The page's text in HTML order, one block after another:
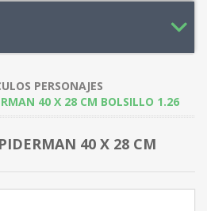
PERSONAJES
40 X 28 CM BOLSILLO 1.26
40 X 28 CM